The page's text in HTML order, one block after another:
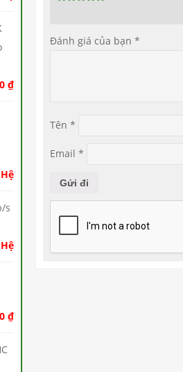
₫
s
₫
Đánh giá của bạn *
Tên *
Email *